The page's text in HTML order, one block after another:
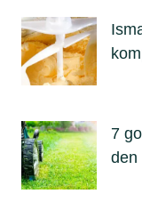
7
den